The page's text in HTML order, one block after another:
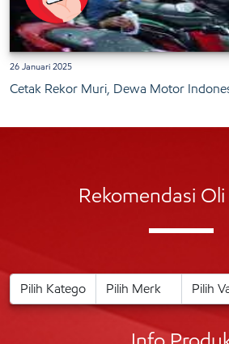
26 Januari 2025
Cetak Rekor Muri, Dewa Motor
Rekomendasi